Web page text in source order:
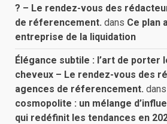
? – Le rendez-vous des
de réferencement. dans Ce plan
entreprise de la liquidation
Élégance subtile : l’art de porter
cheveux – Le rendez-vous des
agences de réferencement. dans
cosmopolite : un mélange
qui redéfinit les tendances en